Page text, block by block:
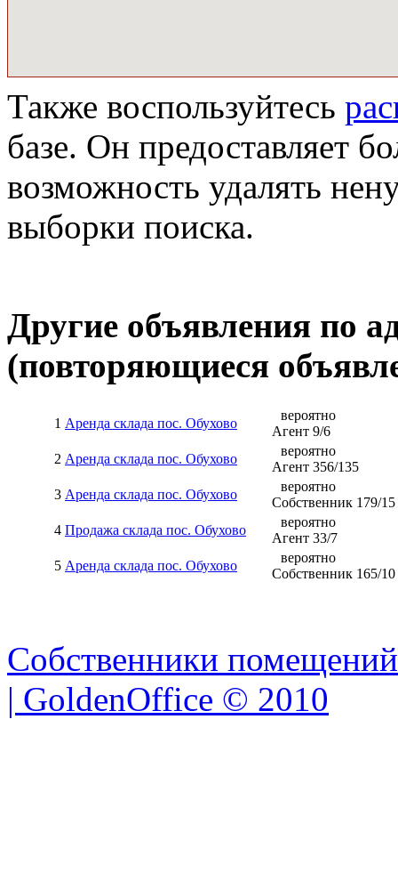
Также воспользуйтесь
базе. Он предоставляет
возможность удалять
выборки поиска.
Другие объявления по
(повторяющиеся
1 Аренда склада пос. Обухово
вероятно
Агент 9/6
2 Аренда склада пос. Обухово
вероятно
Агент 356/135
3 Аренда склада пос. Обухово
вероятно
Собственник 179/15
4 Продажа склада пос. Обухово
вероятно
Агент 33/7
5 Аренда склада пос. Обухово
вероятно
Собственник 165/10
Собственники
| GoldenOffice © 2010